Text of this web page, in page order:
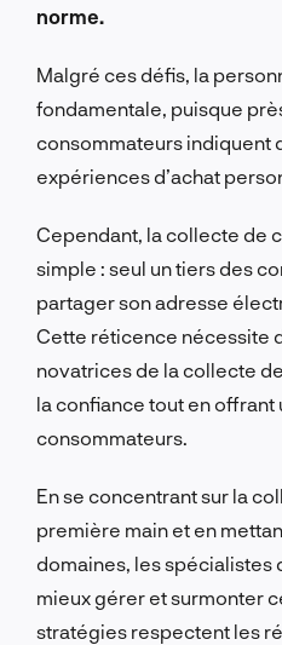
norme.
Malgré ces défis, la
fondamentale, puisque
consommateurs indiquent
expériences d’achat
Cependant, la collecte de
simple : seul un tiers des
partager son adresse
Cette réticence nécessite
novatrices de la collecte
la confiance tout en offrant
consommateurs.
En se concentrant sur la
première main et en
domaines, les spécialistes
mieux gérer et surmonter
stratégies respectent les